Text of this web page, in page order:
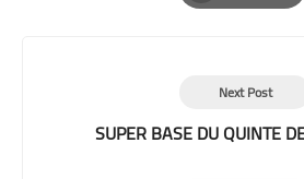
Print
Next Post
SUPER BASE DU QUINTE